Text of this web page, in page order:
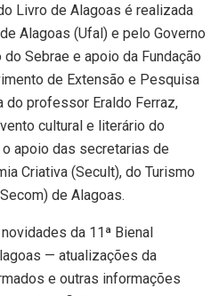
Livro de Alagoas é realizada
Alagoas (Ufal) e pelo Governo
Sebrae e apoio da Fundação
de Extensão e Pesquisa
do professor Eraldo Ferraz,
cultural e literário do
apoio das secretarias de
Criativa (Secult), do Turismo
de Alagoas.
da 11ª Bienal
— atualizações da
e outras informações